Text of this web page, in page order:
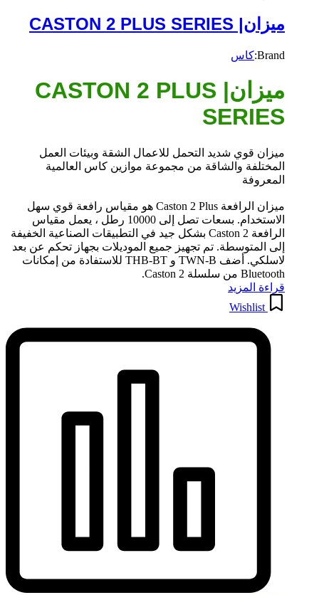
ميزان| CASTON 2 PLUS SERIES
Brand: كاس
ميزان| CASTON 2 PLUS
SERIES
ميزان قوي شديد التحمل للاعمال الشقة وبيئات العمل
المختلفة والشاقة من مجموعة موازين كاس العالمية
المعروفة
ميزان الرافعة Caston 2 Plus هو مقياس رافعة قوي سهل
الاستخدام. بسعات تصل إلى 10000 رطل ، يعمل مقياس
الرافعة Caston 2 بشكل جيد في التطبيقات الصناعية الخفيفة
إلى المتوسطة. تم تجهيز جميع الموديلات بجهاز تحكم عن بعد
لاسلكي. أضف TWN-B و THB-BT للاستفادة من إمكانات
Bluetooth من سلسلة Caston 2.
قراءة المزيد
Wishlist